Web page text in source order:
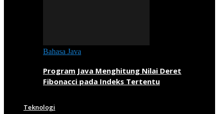
Bahasa Java
Program Java Menghitung Nilai Deret
Fibonacci pada Indeks Tertentu
Teknologi